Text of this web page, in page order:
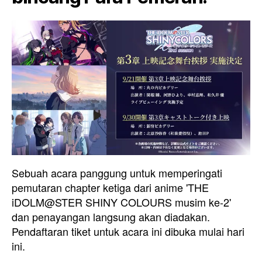
Sebuah acara panggung untuk memperingati
pemutaran chapter ketiga dari anime 'THE
iDOLM@STER SHINY COLOURS musim ke-2'
dan penayangan langsung akan diadakan.
Pendaftaran tiket untuk acara ini dibuka mulai hari
ini.